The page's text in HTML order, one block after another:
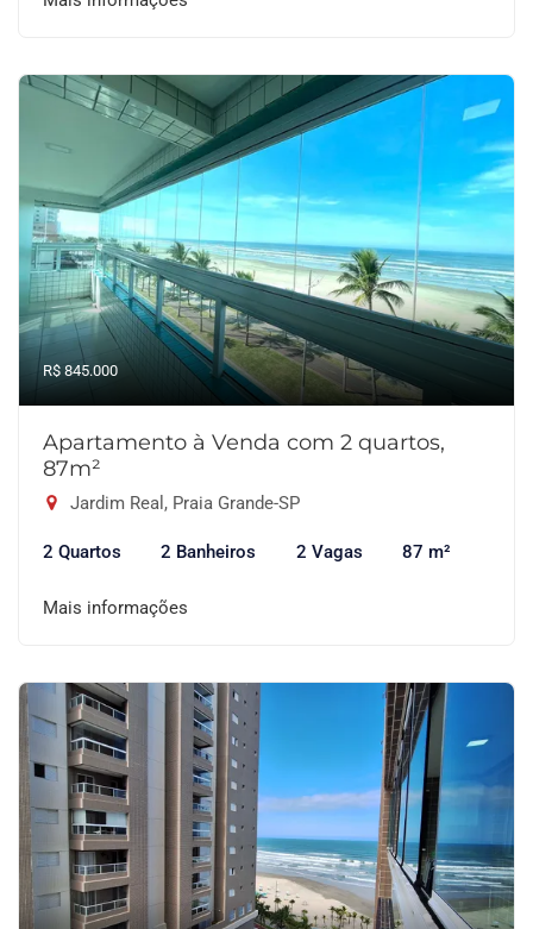
R$ 845.000
Apartamento à Venda com 2 quartos,
87m²
Jardim Real, Praia Grande-SP
2 Quartos 2 Banheiros 2 Vagas 87 m²
Mais informações